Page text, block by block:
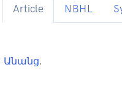
Article NBHL
Անանց.